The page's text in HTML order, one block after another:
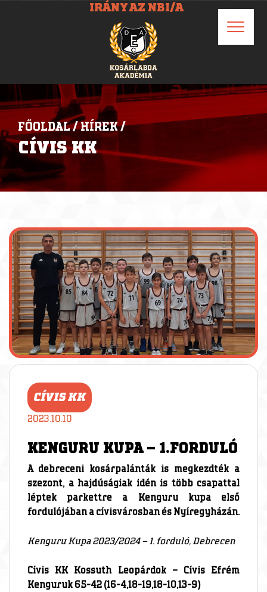
IRÁNY AZ NBI/A
FŐOLDAL / HÍREK /
CÍVIS KK
CÍVIS KK
2023.10.10
KENGURU KUPA – 1.FORDULÓ
A debreceni kosárpalánták is megkezdték a
szezont, a hajdúságiak idén is több csapattal
léptek parkettre a Kenguru kupa első
fordulójában a cívisvárosban és Nyíregyházán.
Kenguru Kupa 2023/2024 – 1. forduló, Debrecen
Cívis KK Kossuth Leopárdok – Cívis Efrém
Kenguruk 65-42 (16-4,18-19,18-10,13-9)